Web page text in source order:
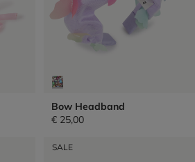
Bow Headband
€ 25,00
SALE